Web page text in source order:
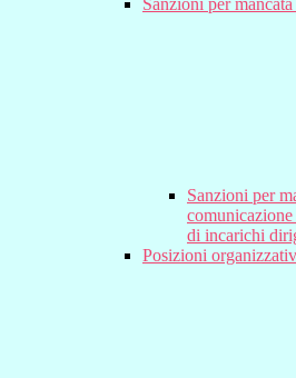
Sanzioni per
Sanzioni per
di incarichi
Posizioni